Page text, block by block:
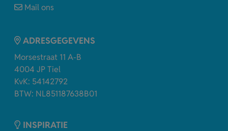
Mail ons
ADRESGEGEVENS
Morsestraat 11 A-B
4004 JP Tiel
KvK: 54142792
BTW: NL851187638B01
INSPIRATIE